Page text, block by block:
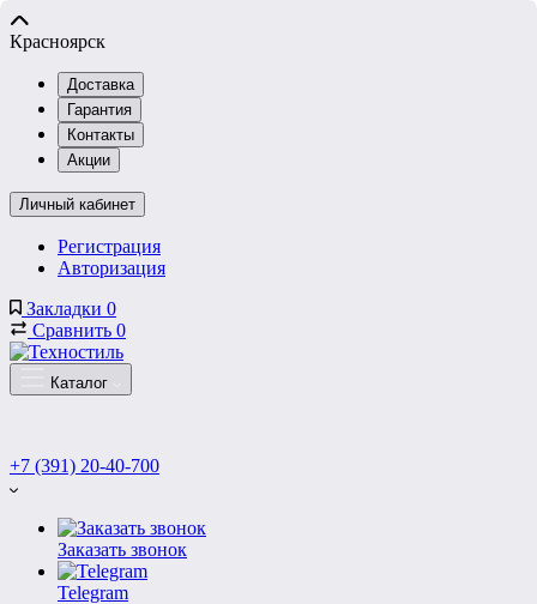
Красноярск
Доставка
Гарантия
Контакты
Акции
Личный кабинет
Регистрация
Авторизация
Закладки 0
Сравнить 0
Каталог
+7 (391) 20-40-700
Заказать звонок
Telegram